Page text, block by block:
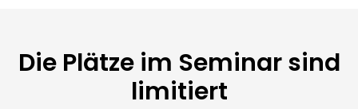
Die Plätze im Seminar sind
limitiert